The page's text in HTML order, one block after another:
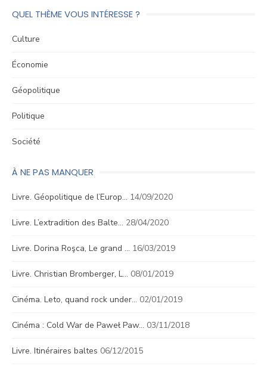
QUEL THÈME VOUS INTÉRESSE ?
Culture
Économie
Géopolitique
Politique
Société
À NE PAS MANQUER
Livre. Géopolitique de l’Europ… 14/09/2020
Livre. L’extradition des Balte… 28/04/2020
Livre. Dorina Roşca, Le grand … 16/03/2019
Livre. Christian Bromberger, L… 08/01/2019
Cinéma. Leto, quand rock under… 02/01/2019
Cinéma : Cold War de Paweł Paw… 03/11/2018
Livre. Itinéraires baltes 06/12/2015